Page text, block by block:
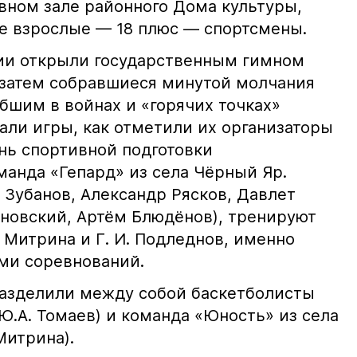
зале районного Дома культуры,
взрослые — 18 плюс — спортсмены.
открыли государственным гимном
собравшиеся минутой молчания
в войнах и «горячих точках»
игры, как отметили их организаторы
спортивной подготовки
«Гепард» из села Чёрный Яр.
Александр Рясков, Давлет
Артём Блюдёнов), тренируют
Митрина и Г. И. Подледнов, именно
соревнований.
между собой баскетболисты
Томаев) и команда «Юность» из села